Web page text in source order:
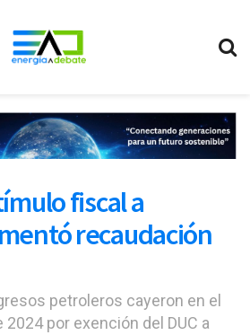
fiscal a
recaudación
petroleros cayeron en el
por exención del DUC a